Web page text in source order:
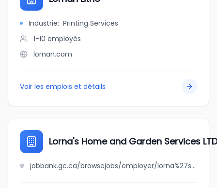
Industrie: Printing Services
1-10 employés
lornan.com
Voir les emplois et détails
Lorna's Home and Garden Services LTD
jobbank.gc.ca/browsejobs/employer/lorna%27s+home+and+garden+services+ltd/ca